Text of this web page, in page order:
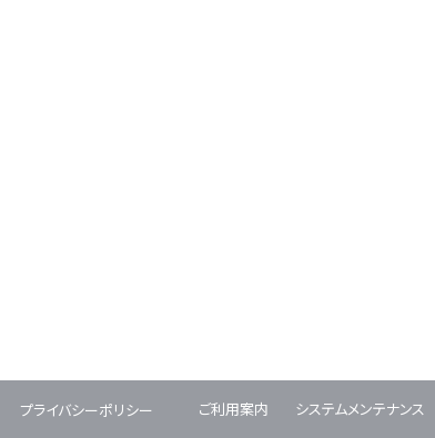
プライバシーポリシー ご利用案内 システムメンテナンス